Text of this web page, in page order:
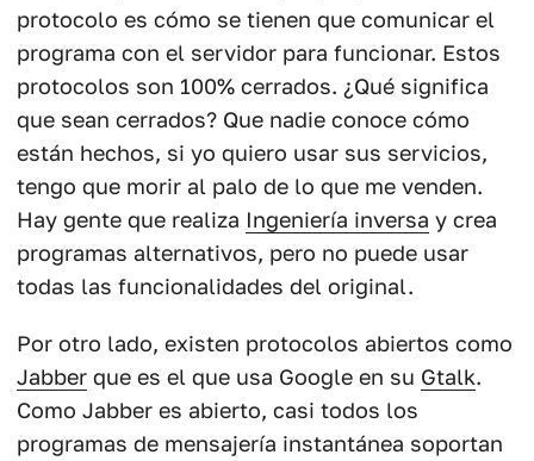
protocolo es cómo se tienen que comunicar el
programa con el servidor para funcionar. Estos
protocolos son 100% cerrados. ¿Qué significa
que sean cerrados? Que nadie conoce cómo
están hechos, si yo quiero usar sus servicios,
tengo que morir al palo de lo que me venden.
Hay gente que realiza Ingeniería inversa y crea
programas alternativos, pero no puede usar
todas las funcionalidades del original.
Por otro lado, existen protocolos abiertos como
Jabber que es el que usa Google en su Gtalk.
Como Jabber es abierto, casi todos los
programas de mensajería instantánea soportan